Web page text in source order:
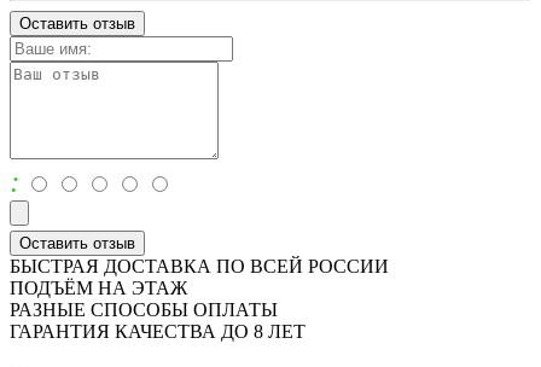
Оставить отзыв
:
Оставить отзыв
БЫСТРАЯ ДОСТАВКА ПО ВСЕЙ РОССИИ
ПОДЪЁМ НА ЭТАЖ
РАЗНЫЕ СПОСОБЫ ОПЛАТЫ
ГАРАНТИЯ КАЧЕСТВА ДО 8 ЛЕТ